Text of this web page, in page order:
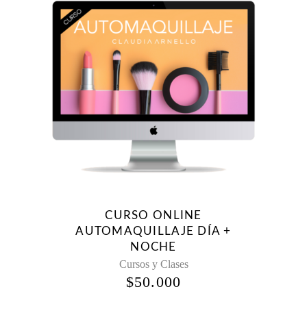
CURSO ONLINE
AUTOMAQUILLAJE DÍA +
NOCHE
Cursos y Clases
$50.000